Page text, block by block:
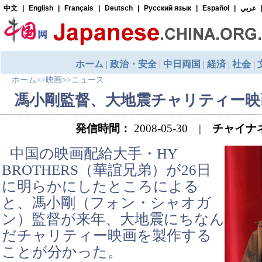
ホーム>>映画>>ニュース
馮小剛監督、大地震チャリティー
発信時間： 2008-05-30 | チャイナ
中国の映画配給大手・HY
BROTHERS（華誼兄弟）が26日
に明らかにしたところによる
と、馮小剛（フォン・シャオガ
ン）監督が来年、大地震にちなん
だチャリティー映画を製作する
ことが分かった。